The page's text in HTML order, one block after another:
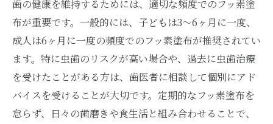
歯の健康を維持するためには、適切な頻度でのフッ素塗
布が重要です。一般的には、子どもは3〜6ヶ月に一度、
成人は6ヶ月に一度の頻度でのフッ素塗布が推奨されてい
ます。特に虫歯のリスクが高い場合や、過去に虫歯治療
を受けたことがある方は、歯医者に相談して個別にアド
バイスを受けることが大切です。定期的なフッ素塗布を
怠らず、日々の歯磨きや食生活と組み合わせることで、